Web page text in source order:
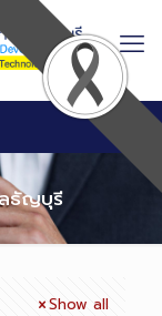
ธัญบุรี
Show all